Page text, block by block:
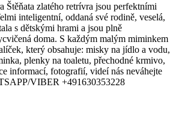
Štěňata zlatého retrívra jsou perfektními
inteligentní, oddaná své rodině, veselá,
s dětskými hrami a jsou plně
doma. S každým malým miminkem
který obsahuje: misky na jídlo a vodu,
plenky na toaletu, přechodné krmivo,
informací, fotografií, videí nás neváhejte
VIBER +491630353228